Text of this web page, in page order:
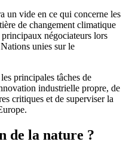
un vide en ce qui concerne les
de changement climatique
négociateurs lors
unies sur le
principales tâches de
industrielle propre, de
critiques et de superviser la
de la nature ?